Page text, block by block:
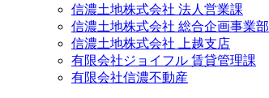
信濃土地株式会社 法人営業課
信濃土地株式会社 総合企画事業部
信濃土地株式会社 上越支店
有限会社ジョイフル 賃貸管理課
有限会社信濃不動産